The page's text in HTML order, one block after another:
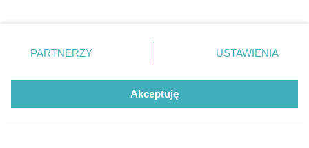
zmienić/wycofać klikając przycisk ustawień prywatności
znajdujący się w lewym dolnym rogu strony
rodzaje przetwarzania danych nie wymagają zgody
użytkownika, ale masz prawo sprzeciwić się takiemu
PARTNERZY USTAWIENIA
Akceptuję